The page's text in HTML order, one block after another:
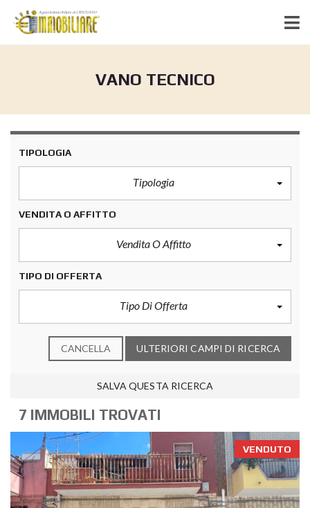
VANO TECNICO
TIPOLOGIA
Tipologia
VENDITA O AFFITTO
Vendita O Affitto
TIPO DI OFFERTA
Tipo Di Offerta
CANCELLA ULTERIORI CAMPI DI RICERCA
SALVA QUESTA RICERCA
7 IMMOBILI TROVATI
VENDUTO